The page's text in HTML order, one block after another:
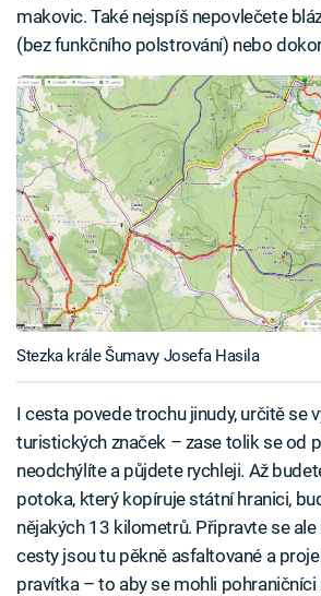
makovic. Také nejspíš nepovlečete
(bez funkčního polstrování) nebo
Stezka krále Šumavy Josefa Hasila
I cesta povede trochu jinudy, určitě se
turistických značek – zase tolik se od
neodchýlíte a půjdete rychleji. Až
potoka, který kopíruje státní hranici,
nějakých 13 kilometrů. Připravte se ale
cesty jsou tu pěkně asfaltované a
pravítka – to aby se mohli